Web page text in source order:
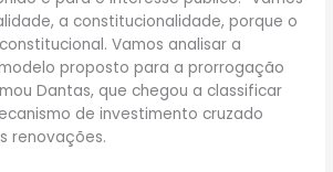
a constitucionalidade, porque o
Vamos analisar a
proposto para a prorrogação
Dantas, que chegou a classificar
de investimento cruzado
renovações.